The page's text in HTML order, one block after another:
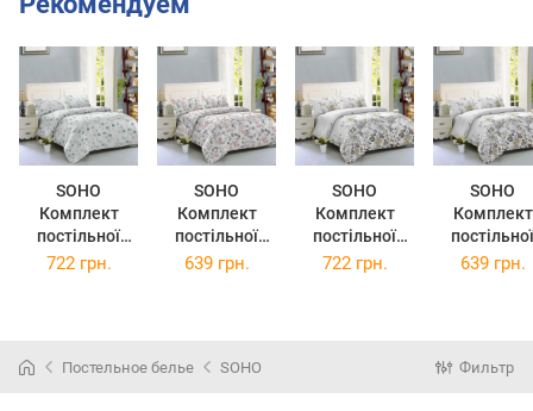
SOHO
Комплект
постільної
білизни
3)
SOHO
Комплект
постільної
білизни
2)
SOHO
Комплект
постільної
білизни євро
SOHO
Комплект
постільної
білизни
(WY23-513-
722 грн. 639 грн. 722 грн. 639 грн.
Постельное белье SOHO Фильтр